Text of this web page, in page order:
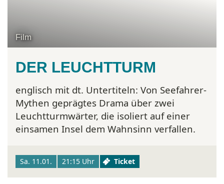
Film
DER LEUCHTTURM
englisch mit dt. Untertiteln: Von Seefahrer-
Mythen geprägtes Drama über zwei
Leuchtturmwärter, die isoliert auf einer
einsamen Insel dem Wahnsinn verfallen.
Sa. 11.01. 21:15 Uhr Ticket